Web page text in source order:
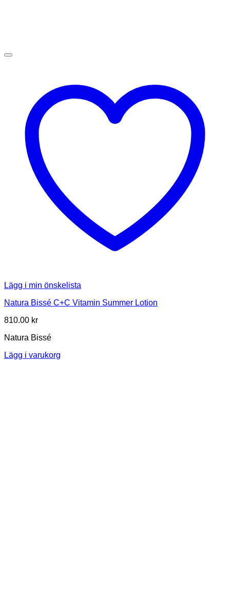
Lägg i min önskelista
Natura Bissé C+C Vitamin Summer Lotion
810.00 kr
Natura Bissé
Lägg i varukorg